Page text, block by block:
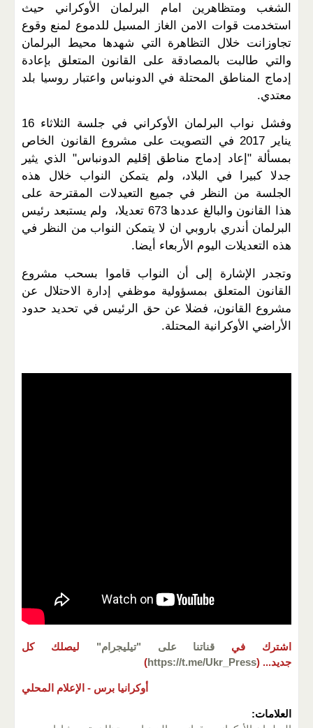
الشغب ومتظاهرين امام البرلمان الأوكراني حيث
استخدمت قوات الامن الغاز المسيل للدموع لمنع وقوع
تجاوزانت خلال التظاهرة التي شهدها محيط البرلمان
والتي طالبت بالمصادقة على القانون المتعلق بإعادة
إدماج المناطق المحتلة في الدونباس واعتبار روسيا بلد
معتدي.
وفشل نواب البرلمان الأوكراني في جلسة الثلاثاء 16
يناير 2017 في التصويت على مشروع القانون الخاص
بمسألة "إعاد إدماج مناطق إقليم الدونباس" الذي يثير
جدلا كبيرا في البلاد، ولم يتمكن النواب خلال هذه
الجلسة من النظر في جميع التعيدلات المقترحة على
هذا القانون والبالغ عددها 673 تعديلا، ولم يستبعد رئيس
البرلمان أندري باروبي ان لا يتمكن النواب من النظر في
هذه التعديلات اليوم الأربعاء أيضا.
وتجدر الإشارة إلى أن النواب قاموا بسحب مشروع
القانون المتعلق بمسؤولية موظفي إدارة الاحتلال عن
مشروع القانون، فضلا عن حق الرئيس في تحديد حدود
الأراضي الأوكرانية المحتلة.
اشترك في قناتنا على "تيليجرام"
ليصلك كل
جديد... (
https://t.me/Ukr_Press
)
أوكرانيا برس - الإعلام المحلي
العلامات: